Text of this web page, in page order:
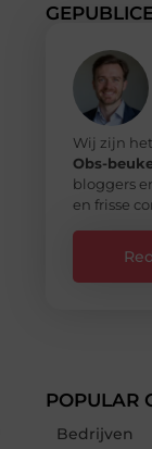
Wij zijn
Obs-
bloggers
en frisse
POPULAR
Bedrijven